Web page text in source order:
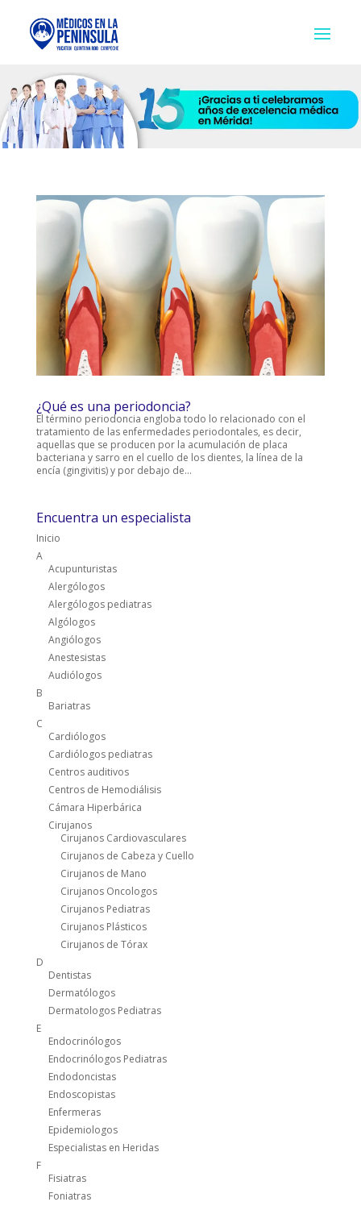
¿Qué es una periodoncia?
El término periodoncia engloba todo lo relacionado con el
tratamiento de las enfermedades periodontales, es decir,
aquellas que se producen por la acumulación de placa
bacteriana y sarro en el cuello de los dientes, la línea de la
encía (gingivitis) y por debajo de...
Encuentra un especialista
Inicio
A
Acupunturistas
Alergólogos
Alergólogos pediatras
Algólogos
Angiólogos
Anestesistas
Audiólogos
B
Bariatras
C
Cardiólogos
Cardiólogos pediatras
Centros auditivos
Centros de Hemodiálisis
Cámara Hiperbárica
Cirujanos
Cirujanos Cardiovasculares
Cirujanos de Cabeza y Cuello
Cirujanos de Mano
Cirujanos Oncologos
Cirujanos Pediatras
Cirujanos Plásticos
Cirujanos de Tórax
D
Dentistas
Dermatólogos
Dermatologos Pediatras
E
Endocrinólogos
Endocrinólogos Pediatras
Endodoncistas
Endoscopistas
Enfermeras
Epidemiologos
Especialistas en Heridas
F
Fisiatras
Foniatras